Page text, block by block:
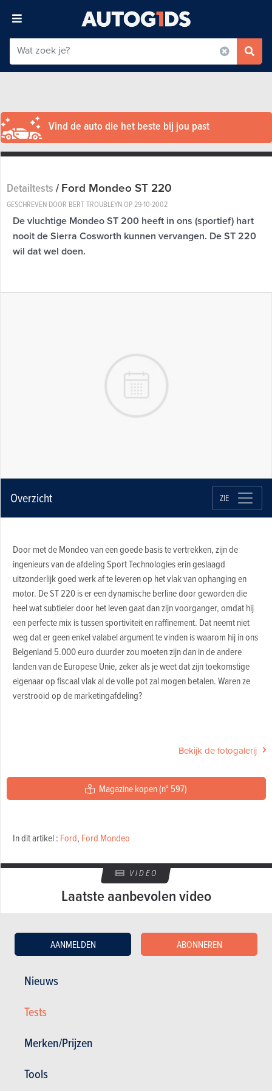
Nieuws
Tests
Merken/Prijzen
Tools
AANMELDEN ABONNEREN
Vind de auto die het beste bij jou past
Detailtests/Ford Mondeo ST 220
GESCHREVEN DOOR BERT TROUBLEYN OP 29-10-2002
De vluchtige Mondeo ST 200 heeft in ons (sportief) hart
nooit de Sierra Cosworth kunnen vervangen. De ST 220
wil dat wel doen.
Overzicht ZIE
Door met de Mondeo van een goede basis te vertrekken, zijn de
ingenieurs van de afdeling Sport Technologies erin geslaagd
uitzonderlijk goed werk af te leveren op het vlak van ophanging en
motor. De ST 220 is er een dynamische berline door geworden die
heel wat subtieler door het leven gaat dan zijn voorganger, omdat hij
een perfecte mix is tussen sportiviteit en raffinement. Dat neemt niet
weg dat er geen enkel valabel argument te vinden is waarom hij in ons
Belgenland 5.000 euro duurder zou moeten zijn dan in de andere
landen van de Europese Unie, zeker als je weet dat zijn toekomstige
eigenaar op fiscaal vlak al de volle pot zal mogen betalen. Waren ze
verstrooid op de marketingafdeling?
Bekijk de fotogalerij
Magazine kopen (n° 597)
In dit artikel : Ford, Ford Mondeo
VIDEO
Laatste aanbevolen video